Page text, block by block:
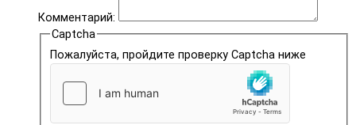
Комментарий:
Captcha
Пожалуйста, пройдите проверку Captcha ниже